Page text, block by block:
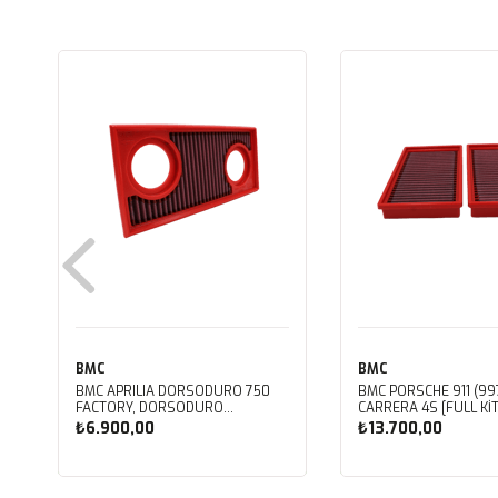
BMC
BMC APRILIA DORSODURO 750
FACTORY, DORSODURO
900, SHIVER 750 GT, SHIVER
750 KUTU İÇİ PERFORMANS HAVA
₺6.900,00
BMC
BMC PORSCHE 911
CARRERA 4S [FULL
PERFORMANS HAVA
FB468/20
₺13.700,00